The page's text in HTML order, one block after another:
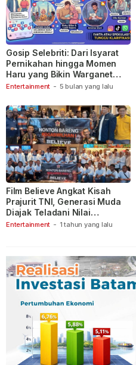
Entertainment - 5 bulan yang lalu
Gosip Selebriti: Dari Isyarat
Pernikahan hingga Momen
Haru yang Bikin Warganet
Berspekulasi
Entertainment - 1 tahun yang lalu
Film Believe Angkat Kisah
Prajurit TNI, Generasi Muda
Diajak Teladani Nilai
Keberanian